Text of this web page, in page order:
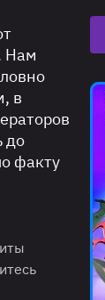
Нам
в
до
факту